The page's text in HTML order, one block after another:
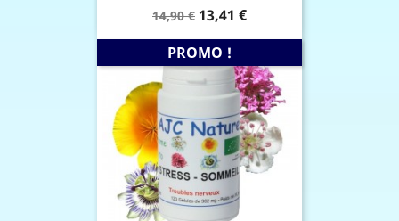
Prix
base
14,90 € Prix
13,41 €
PROMO !